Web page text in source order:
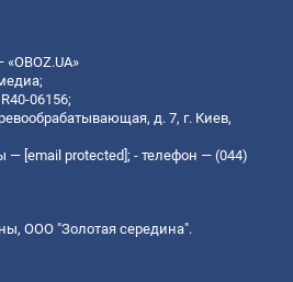
06156;
д. 7, г. Киев,
— [email protected]; - телефон — (044)
ООО "Золотая середина".